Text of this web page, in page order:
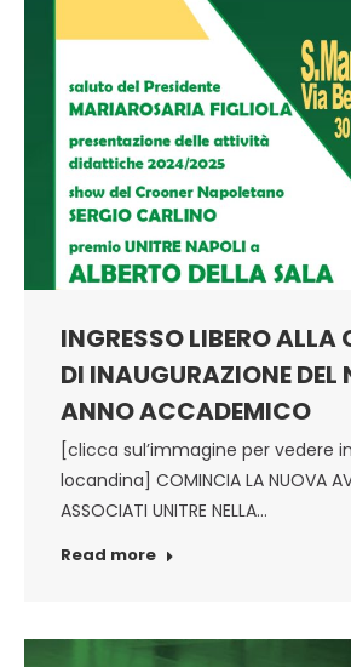
INGRESSO LIBERO ALLA
DI INAUGURAZIONE DEL
ANNO ACCADEMICO
[clicca sul’immagine per vedere
locandina] COMINCIA LA NUOVA
ASSOCIATI UNITRE NELLA…
Read more